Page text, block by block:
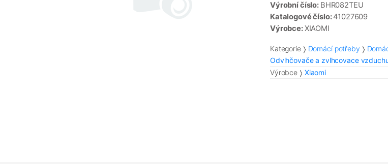
Výrobní číslo: BHR082TEU
Katalogové číslo:41027609
Výrobce:XIAOMI
Kategorie Domácí potřeby
Odvlhčovače a zvlhcovace
Výrobce
Xiaomi